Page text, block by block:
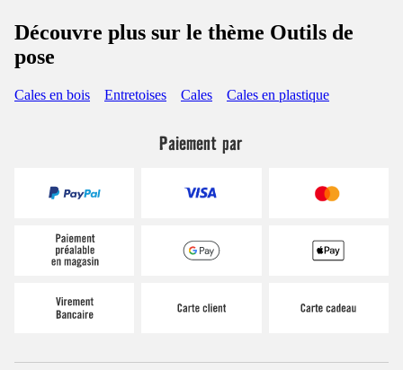
Découvre plus sur le thème Outils de
pose
Cales en bois Entretoises Cales Cales en plastique
Paiement par